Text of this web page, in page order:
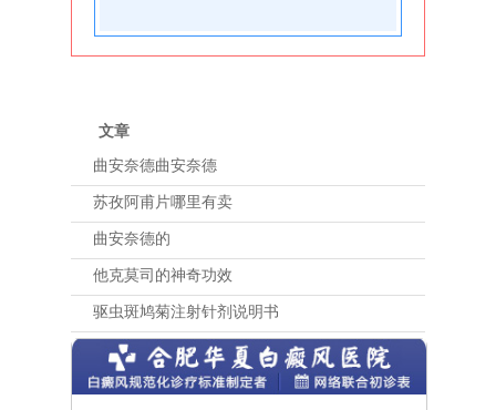
文章
曲安奈德曲安奈德
苏孜阿甫片哪里有卖
曲安奈德的
他克莫司的神奇功效
驱虫斑鸠菊注射针剂说明书